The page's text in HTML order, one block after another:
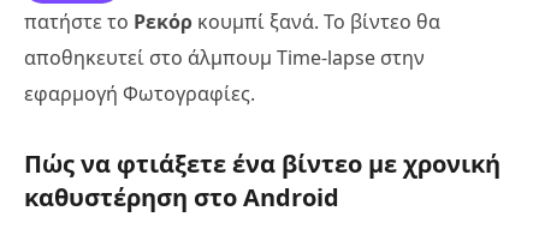
πατήστε το Ρεκόρ κουμπί ξανά. Το βίντεο θα
αποθηκευτεί στο άλμπουμ Time-lapse στην
εφαρμογή Φωτογραφίες.
Πώς να φτιάξετε ένα βίντεο με χρονική
καθυστέρηση στο Android